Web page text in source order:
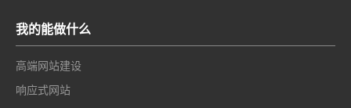
我的能做什么
高端网站建设
响应式网站